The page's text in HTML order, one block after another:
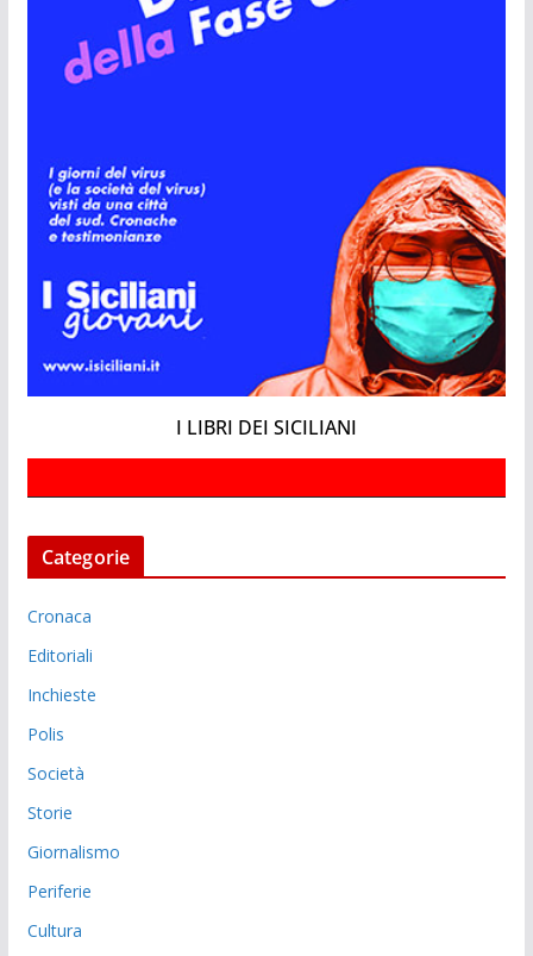
I LIBRI DEI SICILIANI
Categorie
Cronaca
Editoriali
Inchieste
Polis
Società
Storie
Giornalismo
Periferie
Cultura